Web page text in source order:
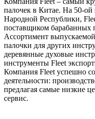
палочек в Китае. На 50-
Народной Республики,
поставщиком барабанных
Ассортимент
палочки для других
деревянные духовые
инструменты Fleet
Компания Fleet успешно
деятельности:
предлагая самые низкие
сервис.